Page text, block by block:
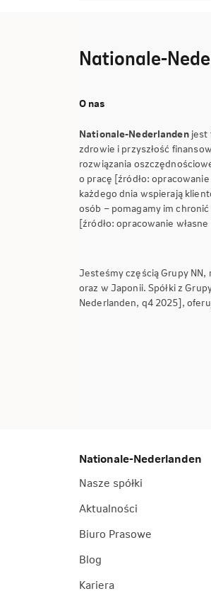
Nationale-
O nas
Nationale-Nederlanden jest
zdrowie i przyszłość
rozwiązania
o pracę [źródło:
każdego dnia wspierają
osób – pomagamy im
[źródło: opracowanie
Jesteśmy częścią Grupy
oraz w Japonii. Spółki z
Nederlanden, q4 2025],
Nationale-Nederlanden
Nasze spółki
Aktualności
Biuro Prasowe
Blog
Kariera